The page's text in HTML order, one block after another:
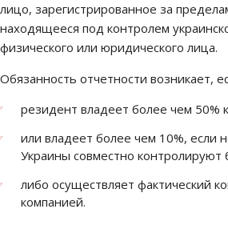
лицо, зарегистрированное за
находящееся под контролем
физического или юридического лица.
Обязанность отчетности возникает,
резидент владеет более чем 50%
или владеет более чем 10%, если
Украины совместно контролируют
либо осуществляет фактический
компанией.